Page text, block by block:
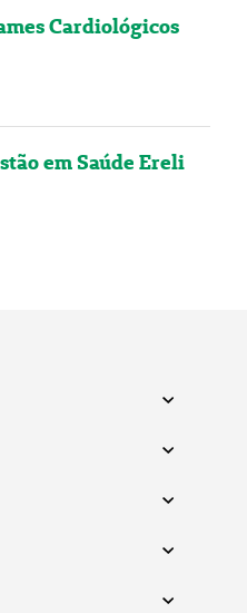
Cardiológicos
em Saúde Ereli